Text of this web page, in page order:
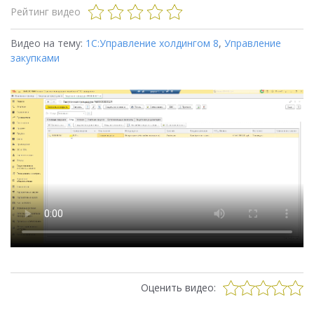
Рейтинг видео
Видео на тему: 1С:Управление холдингом 8, Управление
закупками
Оценить видео: